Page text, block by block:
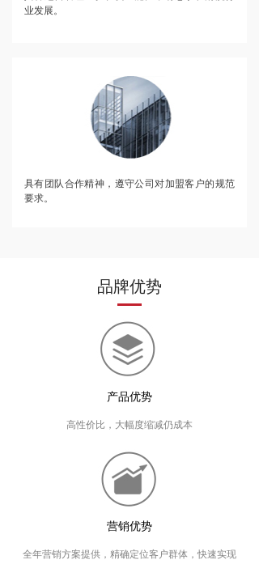
业发展。
具有团队合作精神，遵守公司对加盟客户的规范
要求。
品牌优势
产品优势
高性价比，大幅度缩减仍成本
营销优势
全年营销方案提供，精确定位客户群体，快速实现